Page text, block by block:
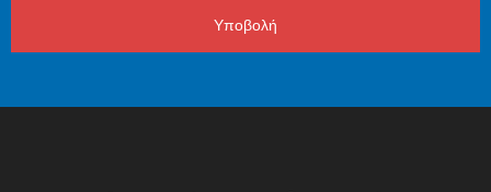
Υποβολή